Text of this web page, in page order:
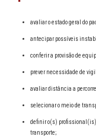
avaliar o estado geral do
antecipar possíveis
conferir a provisão de
prever necessidade de
avaliar distância a
selecionar o meio de
definir o(s)
transporte;